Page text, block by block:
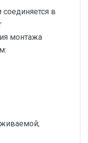
в
монтажа